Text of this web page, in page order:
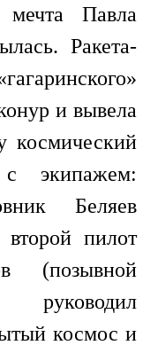
Павла
Ракета-
и вывела
космический
с экипажем:
Беляев
пилот
(позывной
руководил
космос и